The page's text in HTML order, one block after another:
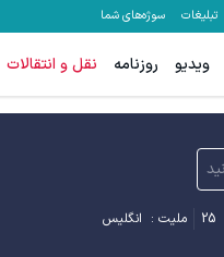
تبلیغات سوژه‌های شما
ویدیو روزنامه نقل و انتقالات
25 ملیت : انگلیس